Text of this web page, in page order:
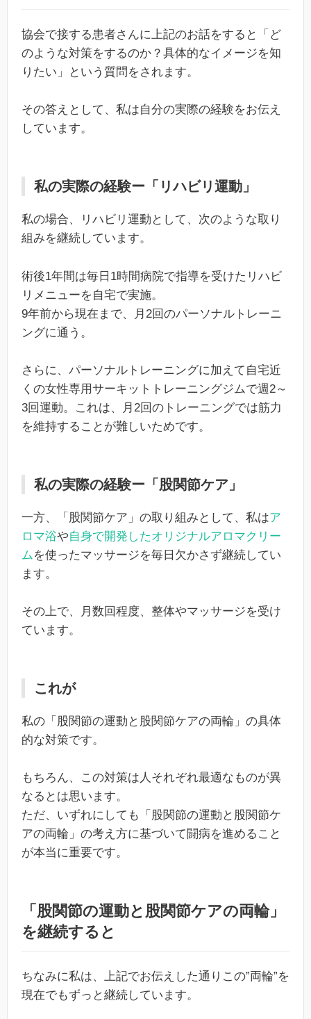
協会で接する患者さんに上記のお話をすると「ど
のような対策をするのか？具体的なイメージを知
りたい」という質問をされます。
その答えとして、私は自分の実際の経験をお伝え
しています。
私の実際の経験ー「リハビリ運動」
私の場合、リハビリ運動として、次のような取り
組みを継続しています。
術後1年間は毎日1時間病院で指導を受けたリハビ
リメニューを自宅で実施。
9年前から現在まで、月2回のパーソナルトレーニ
ングに通う。
さらに、パーソナルトレーニングに加えて自宅近
くの女性専用サーキットトレーニングジムで週2～
3回運動。これは、月2回のトレーニングでは筋力
を維持することが難しいためです。
私の実際の経験ー「股関節ケア」
一方、「股関節ケア」の取り組みとして、私はア
ロマ浴や自身で開発したオリジナルアロマクリー
ム を使ったマッサージを毎日欠かさず継続してい
ます。
その上で、月数回程度、整体やマッサージを受け
ています。
これが
私の「股関節の運動と股関節ケアの両輪」の具体
的な対策です。
もちろん、この対策は人それぞれ最適なものが異
なるとは思います。
ただ、いずれにしても「股関節の運動と股関節ケ
アの両輪」の考え方に基づいて闘病を進めること
が本当に重要です。
「股関節の運動と股関節ケアの両輪」
を継続すると
ちなみに私は、上記でお伝えした通りこの”両輪”を
現在でもずっと継続しています。